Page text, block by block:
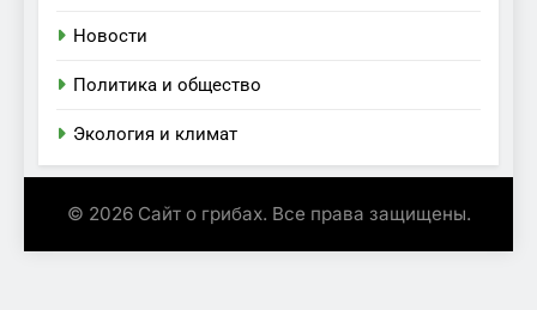
Новости
Политика и общество
Экология и климат
© 2026 Сайт о грибах. Все права защищены.